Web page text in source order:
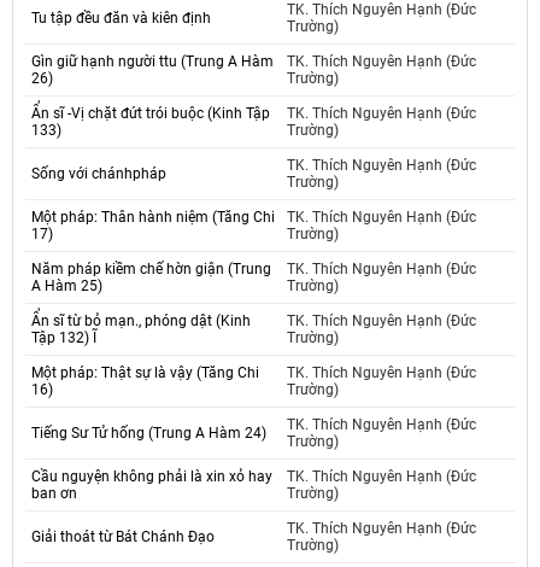
Tu tập đều đăn và kiên định
TK. Thích Nguyên Hạnh (Đức
Trường)
Gìn giữ hạnh người ttu (Trung A Hàm
26)
TK. Thích Nguyên Hạnh (Đức
Trường)
Ẩn sĩ -Vị chặt đứt trói buộc (Kinh Tập
133)
TK. Thích Nguyên Hạnh (Đức
Trường)
Sống với chánhpháp
TK. Thích Nguyên Hạnh (Đức
Trường)
Một pháp: Thân hành niệm (Tăng Chi
17)
TK. Thích Nguyên Hạnh (Đức
Trường)
Năm pháp kiềm chế hờn giận (Trung
A Hàm 25)
TK. Thích Nguyên Hạnh (Đức
Trường)
Ẩn sĩ từ bỏ mạn., phóng dật (Kinh
Tập 132) Ĩ
TK. Thích Nguyên Hạnh (Đức
Trường)
Một pháp: Thật sự là vậy (Tăng Chi
16)
TK. Thích Nguyên Hạnh (Đức
Trường)
Tiếng Sư Tử hống (Trung A Hàm 24)
TK. Thích Nguyên Hạnh (Đức
Trường)
Cầu nguyện không phải là xin xỏ hay
ban ơn
TK. Thích Nguyên Hạnh (Đức
Trường)
Giải thoát từ Bát Chánh Đạo
TK. Thích Nguyên Hạnh (Đức
Trường)